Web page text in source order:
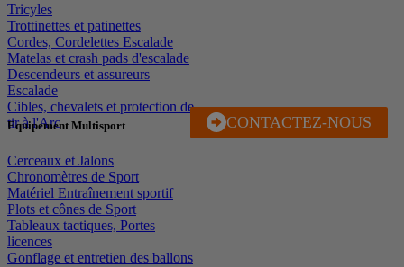
J'EN PROFITE
CONTACTEZ-NOUS
Tricyles
Trottinettes et patinettes
Cordes, Cordelettes Escalade
Matelas et crash pads d'escalade
Descendeurs et assureurs
Escalade
Cibles, chevalets et protection de
tir à l'Arc
Equipement Multisport
Cerceaux et Jalons
Chronomètres de Sport
Matériel Entraînement sportif
Plots et cônes de Sport
Tableaux tactiques, Portes
licences
Gonflage et entretien des ballons